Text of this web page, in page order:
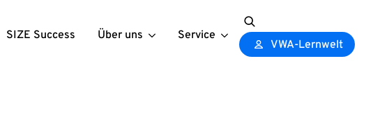
SIZE Success Über uns Service
Search
for:
VWA-Lernwelt